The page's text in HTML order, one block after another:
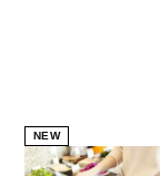
NEW